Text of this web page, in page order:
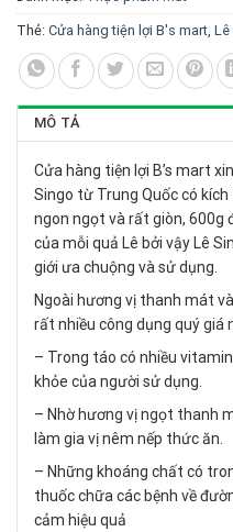
Thẻ: Cửa hàng tiện lợi B's mart, Lê
MÔ TẢ
Cửa hàng tiện lợi B’s mart
Singo từ Trung Quốc có
ngon ngọt và rất giòn, 600g
của mỗi quả Lê bởi vậy Lê
giới ưa chuộng và sử dụng.
Ngoài hương vị thanh mát
rất nhiều công dụng quý giá
– Trong táo có nhiều
khỏe của người sử dụng.
– Nhờ hương vị ngọt thanh
làm gia vị nêm nếp thức ăn.
– Những khoáng chất có
thuốc chữa các bệnh về
cảm hiệu quả